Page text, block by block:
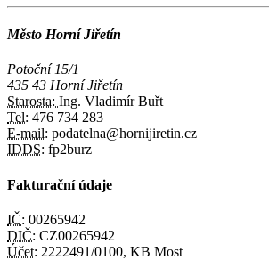
Město Horní Jiřetín
Potoční 15/1
435 43 Horní Jiřetín
Starosta: Ing. Vladimír Buřt
Tel: 476 734 283
E-mail: podatelna@hornijiretin.cz
IDDS: fp2burz
Fakturační údaje
IČ: 00265942
DIČ: CZ00265942
Účet: 2222491/0100, KB Most